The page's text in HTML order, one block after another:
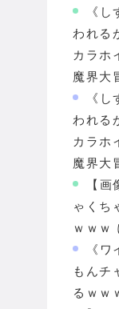
《
われる
カラホ
魔界大
《
われる
カラホ
魔界大
【
ゃくち
ｗｗｗ
《
もんチ
るｗｗ